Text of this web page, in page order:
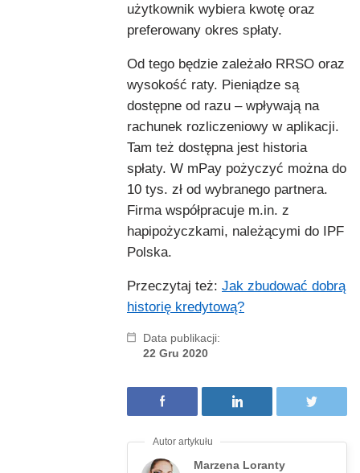
użytkownik wybiera kwotę oraz
preferowany okres spłaty.
Od tego będzie zależało RRSO oraz
wysokość raty. Pieniądze są
dostępne od razu – wpływają na
rachunek rozliczeniowy w aplikacji.
Tam też dostępna jest historia
spłaty. W mPay pożyczyć można do
10 tys. zł od wybranego partnera.
Firma współpracuje m.in. z
hapipożyczkami, należącymi do IPF
Polska.
Przeczytaj też: Jak zbudować dobrą
historię kredytową?
Data publikacji:
22 Gru 2020
Marzena Loranty